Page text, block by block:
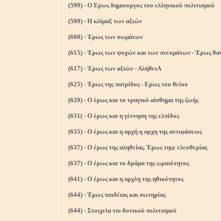
(599) - Ο Ερως δημιουργος του ελληνικού πολιτισμού
(599) - Η κλίμαξ των αξιών
(600) - Έρως των σωμάτων
(615) - Έρως των ψυχών και των πνευμάτων - Έρως
(617) - Έρως των αξιών - ΑλήθειΑ
(625) - Έρως της πατρίδος - Ερως του θείου
(629) - Ο έρως και το τραγικό αίσθημα της ζωής
(631( - Ο έρως και η γέννηση της ελπίδος
(635) - Ο έρως και η αρχή η αρχη της αντιφάσεως
(637) - Ο έρως της αληθείας. Έρως τηςε ελευθερίας
(637) - Ο έρως και το δράμα της ωραιότητος
(641) - Ο έρως και η αρχλη της ηθικότητος
(644) - Έρως παιδέιας και σωτηρίας
(644) - Στοιχεία τιυ δυτικού πολιτισμού